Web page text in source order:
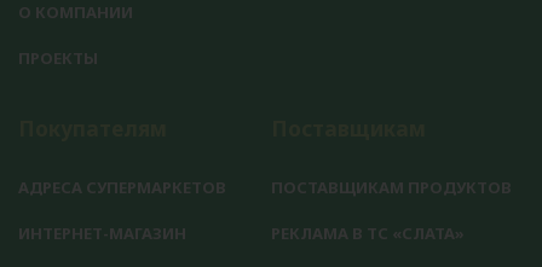
О КОМПАНИИ
ПРОЕКТЫ
АДРЕСА СУПЕРМАРКЕТОВ
ИНТЕРНЕТ-МАГАЗИН
ПОСТАВЩИКАМ ПРОДУКТОВ
РЕКЛАМА В ТС «СЛАТА»